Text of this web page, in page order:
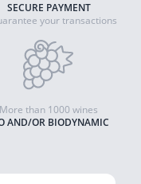
SECURE PAYMENT
your transactions
AND/OR BIODYNAMIC
More than 1000 wines